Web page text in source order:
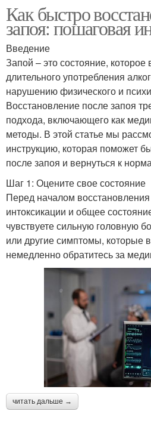
Как быстро
запоя: пошаговая
Введение
Запой – это состояние, которое
длительного употребления
нарушению физического и
Восстановление после запоя
подхода, включающего как
методы. В этой статье мы
инструкцию, которая поможет
после запоя и вернуться к
Шаг 1: Оцените свое состояние
Перед началом
интоксикации и общее
чувствуете сильную головную
или другие симптомы, которые
немедленно обратитесь за
читать дальше →